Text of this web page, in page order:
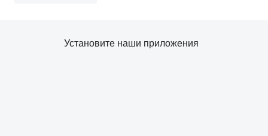
Установите наши приложения